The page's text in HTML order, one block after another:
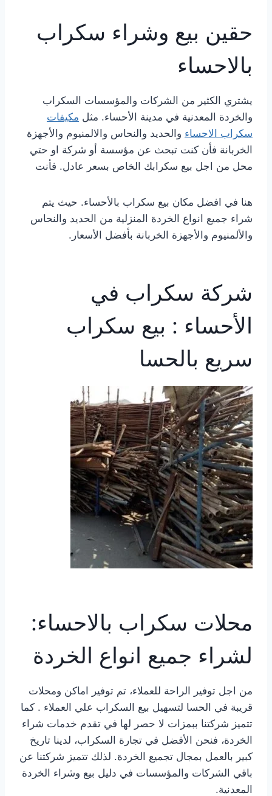
حقين بيع وشراء سكراب
بالاحساء
يشتري الكثير من الشركات والمؤسسات السكراب
والخردة المعدنية في مدينة الأحساء. مثل مكيفات
سكراب الاحساء والحديد والنحاس والالمنيوم والأجهزة
الخربانة فأن كنت تبحث عن مؤسسة أو شركة او حتي
محل من اجل بيع سكرابك الخاص بسعر عادل. فأنت
هنا في افضل مكان بيع سكراب بالأحساء. حيث يتم
شراء جميع انواع الخردة المنزلية من الحديد والنحاس
والألمنيوم والأجهزة الخربانة بأفضل الأسعار.
شركة سكراب في
الأحساء : بيع سكراب
سريع بالحسا
محلات سكراب بالاحساء:
لشراء جميع انواع الخردة
من اجل توفير الراحة للعملاء، تم توفير اماكن ومحلات
قريبة في الحسا لتسهيل بيع السكراب علي العملاء . كما
تتميز شركتنا ببمزات لا حصر لها في تقدم خدمات شراء
الخردة، فنحن الأفضل في تجارة السكراب، لدينا تاريخ
كبير بالعمل بمجال تجميع الخردة. لذلك تتميز شركتنا عن
باقي الشركات والمؤسسات في دليل بيع وشراء الخردة
المعدنية.